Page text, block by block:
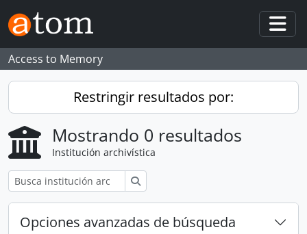
Skip to main content
Access to Memory
Restringir resultados por:
Mostrando 0 resultados
Institución archivística
Opciones avanzadas de búsqueda